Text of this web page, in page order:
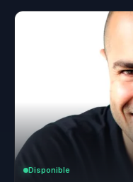
Disponible